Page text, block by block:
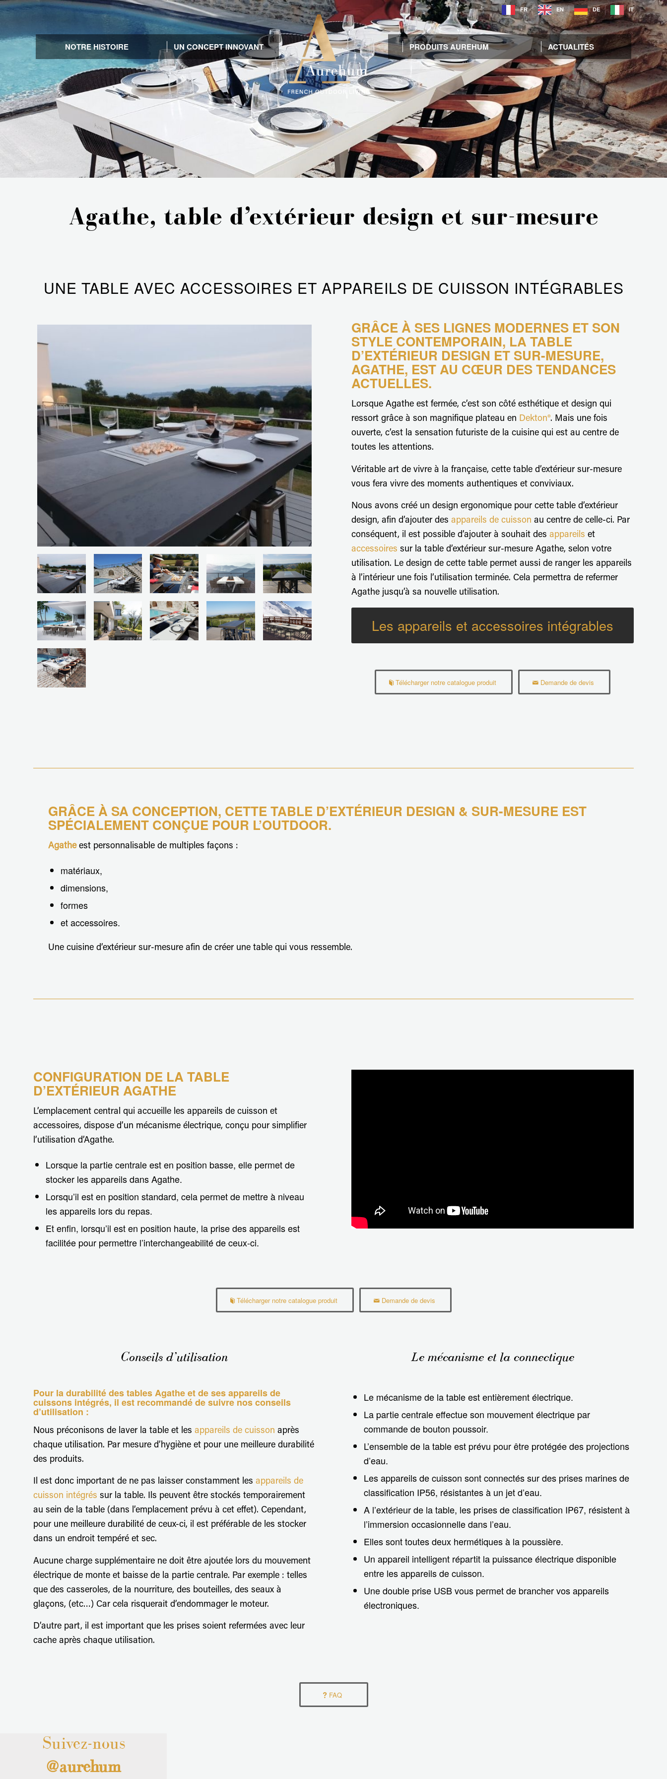
FR EN DE IT
NOTRE HISTOIRE UN CONCEPT INNOVANT PRODUITS AUREHUM ACTUALITÉS
Aurehum, l'art de vivre à la française !
Agathe, table d’extérieur design et sur-mesure
UNE TABLE AVEC ACCESSOIRES ET APPAREILS DE CUISSON INTÉGRABLES
GRÂCE À SES LIGNES MODERNES ET SON
STYLE CONTEMPORAIN, LA TABLE
D’EXTÉRIEUR DESIGN ET SUR-MESURE,
AGATHE, EST AU CŒUR DES TENDANCES
ACTUELLES.
Lorsque Agathe est fermée, c’est son côté esthétique et design qui
ressort grâce à son magnifique plateau en Dekton®. Mais une fois
ouverte, c’est la sensation futuriste de la cuisine qui est au centre de
toutes les attentions.
Véritable art de vivre à la française, cette table d’extérieur sur-mesure
vous fera vivre des moments authentiques et conviviaux.
Nous avons créé un design ergonomique pour cette table d’extérieur
design, afin d’ajouter desappareils de cuisson au centre de celle-ci. Par
conséquent, il est possible d’ajouter à souhait desappareils et
accessoires sur la table d’extérieur sur-mesure Agathe, selon votre
utilisation. Le design de cette table permet aussi de ranger les appareils
à l’intérieur une fois l’utilisation terminée. Cela permettra de refermer
Agathe jusqu’à sa nouvelle utilisation.
Les appareils et accessoires intégrables
Télécharger notre catalogue produit Demande de devis
GRÂCE À SA CONCEPTION, CETTE TABLE D’EXTÉRIEUR DESIGN & SUR-MESURE EST
SPÉCIALEMENT CONÇUE POUR L’OUTDOOR.
Agatheest personnalisable de multiples façons :
matériaux,
dimensions,
formes
et accessoires.
Une cuisine d’extérieur sur-mesure afin de créer une table qui vous ressemble.
CONFIGURATION DE LA TABLE
D’EXTÉRIEUR AGATHE
L’emplacement central qui accueille les appareils de cuisson et
accessoires, dispose d’un mécanisme électrique, conçu pour simplifier
l’utilisation d’Agathe.
Lorsque la partie centrale est en position basse, elle permet de
stocker les appareils dans Agathe.
Lorsqu’il est en position standard, cela permet de mettre à niveau
les appareils lors du repas.
Et enfin, lorsqu’il est en position haute, la prise des appareils est
facilitée pour permettre l’interchangeabilité de ceux-ci.
Télécharger notre catalogue produit Demande de devis
Conseils d’utilisation
Pour la durabilité des tables Agathe et de ses appareils de
cuissons intégrés, il est recommandé de suivre nos conseils
d’utilisation :
Nous préconisons de laver la table et les appareils de cuisson après
chaque utilisation. Par mesure d’hygiène et pour une meilleure durabilité
des produits.
Il est donc important de ne pas laisser constamment les appareils de
cuisson intégrés sur la table. Ils peuvent être stockés temporairement
au sein de la table (dans l’emplacement prévu à cet effet). Cependant,
pour une meilleure durabilité de ceux-ci, il est préférable de les stocker
dans un endroit tempéré et sec.
Aucune charge supplémentaire ne doit être ajoutée lors du mouvement
électrique de monte et baisse de la partie centrale. Par exemple : telles
que des casseroles, de la nourriture, des bouteilles, des seaux à
glaçons, (etc…) Car cela risquerait d’endommager le moteur.
D’autre part, il est important que les prises soient refermées avec leur
cache après chaque utilisation.
Le mécanisme et la connectique
Le mécanisme de la table est entièrement électrique.
La partie centrale effectue son mouvement électrique par
commande de bouton poussoir.
L’ensemble de la table est prévu pour être protégée des projections
d’eau.
Les appareils de cuisson sont connectés sur des prises marines de
classification IP56, résistantes à un jet d’eau.
A l’extérieur de la table, les prises de classification IP67, résistent à
l’immersion occasionnelle dans l’eau.
Elles sont toutes deux hermétiques à la poussière.
Un appareil intelligent répartit la puissance électrique disponible
entre les appareils de cuisson.
Une double prise USB vous permet de brancher vos appareils
électroniques.
FAQ
Suivez-nous
@aurehum